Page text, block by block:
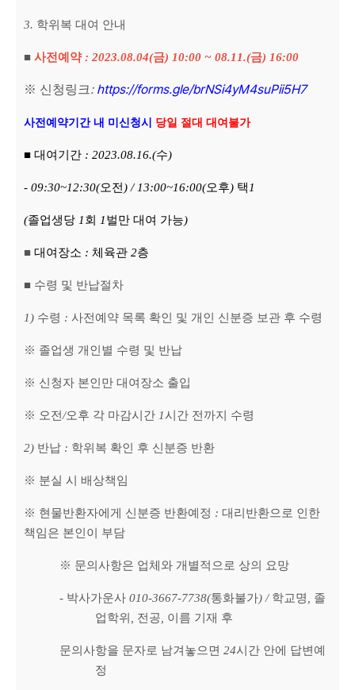
3. 학위복 대여 안내
■ 사전예약: 2023.08.04(금) 10:00 ~ 08.11.(금) 16:00
※ 신청링크: https://forms.gle/brNSi4yM4suPii5H7
사전예약기간 내 미신청시 당일 절대 대여불가
■ 대여기간 : 2023.08.16.(수)
- 09:30~12:30(오전 ) / 13:00~16:00(오후) 택 1
(졸업생당 1회 1벌만 대여 가능)
■ 대여장소 : 체육관 2층
■ 수령 및 반납절차
1) 수령 : 사전예약 목록 확인 및 개인 신분증 보관 후 수령
※ 졸업생 개인별 수령 및 반납
※ 신청자 본인만 대여장소 출입
※ 오전/오후 각 마감시간 1시간 전까지 수령
2) 반납 : 학위복 확인 후 신분증 반환
※ 분실 시 배상책임
※ 현물반환자에게 신분증 반환예정 : 대리반환으로 인한
책임은 본인이 부담
※ 문의사항은 업체와 개별적으로 상의 요망
- 박사가운사010-3667-7738(통화불가) / 학교명
졸
업학위
전공 이름 기재 후
문의사항을 문자로 남겨놓으면 24시간 안에 답변예
정